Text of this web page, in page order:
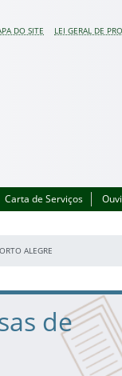
DO SITE LEI GERAL DE
Carta de Serviços
ALEGRE
de